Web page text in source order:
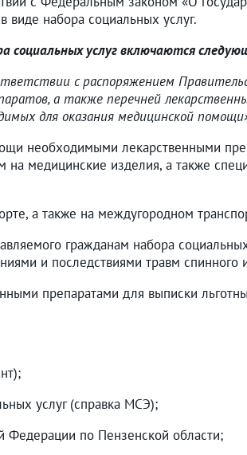
набора социальных услуг.
социальных услуг включаются
с распоряжением
а также перечней
для оказания медицинской
необходимыми лекарственными
медицинские изделия, а также
а также на междугородном
гражданам набора
и последствиями травм спинного
препаратами для выписки
услуг (справка МСЭ);
Федерации по Пензенской области;